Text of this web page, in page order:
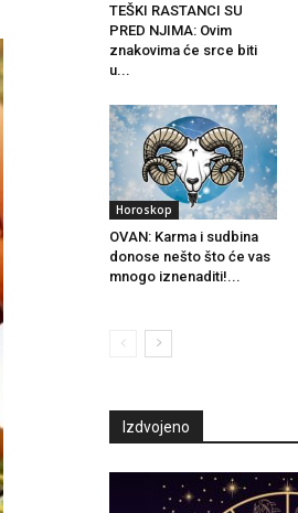
TEŠKI RASTANCI SU
PRED NJIMA: Ovim
znakovima će srce biti
u...
Horoskop
OVAN: Karma i sudbina
donose nešto što će vas
mnogo iznenaditi!...
Izdvojeno